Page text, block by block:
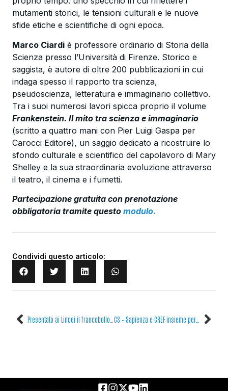
mutamenti storici, le tensioni culturali e le nuove
sfide etiche e scientifiche di ogni epoca.
Marco Ciardiè professore ordinario di Storia della
Scienza presso l’Università di Firenze. Storico e
saggista, è autore di oltre 200 pubblicazioni in cui
indaga spesso il rapporto tra scienza,
pseudoscienza, letteratura e immaginario collettivo.
Tra i suoi numerosi lavori spicca proprio il volume
Frankenstein. Il mito tra scienza e immaginario
(scritto a quattro mani con Pier Luigi Gaspa per
Carocci Editore), un saggio dedicato a ricostruire lo
sfondo culturale e scientifico del capolavoro di Mary
Shelley e la sua straordinaria evoluzione attraverso
il teatro, il cinema e i fumetti.
Partecipazione gratuita con prenotazione
obbligatoria tramite questo modulo.
Condividi questo articolo:
CS – Sapienza e CREF insieme per celebrare Ginestra Amaldi: a Roma la proiezione speciale del film “La ragazza di via Panisperna”